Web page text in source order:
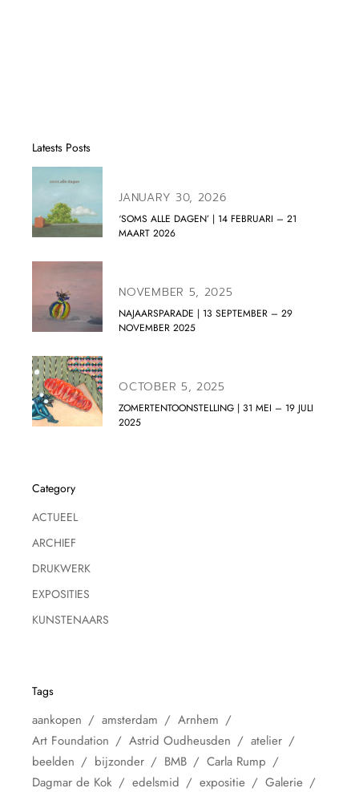
Latests Posts
JANUARY 30, 2026
‘SOMS ALLE DAGEN’ | 14 FEBRUARI – 21
MAART 2026
NOVEMBER 5, 2025
NAJAARSPARADE | 13 SEPTEMBER – 29
NOVEMBER 2025
OCTOBER 5, 2025
ZOMERTENTOONSTELLING | 31 MEI – 19 JULI
2025
Category
ACTUEEL
ARCHIEF
DRUKWERK
EXPOSITIES
KUNSTENAARS
Tags
aankopen amsterdam
Arnhem
Art Foundation
Astrid Oudheusden
atelier
beelden
bijzonder BMB
Carla Rump
Dagmar de Kok
edelsmid expositie
Galerie